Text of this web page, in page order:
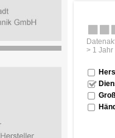
> 1 Jahr